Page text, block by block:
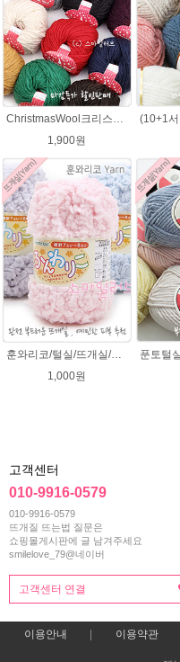
ChristmasWool크리스마스울 털실 손뜨개 뜨개질 뜨개실
1,900원
훈와리코/털실/뜨개실/뜨개질실/손뜨개실/목도리털실/뜨게실/뜨게질/손뜨개질실
1,000원
고객센터
010-9916-0579
010-9916-0579
뜨개질 뜨는법 질문은
쇼핑몰게시판에 글 남겨주세요
smilelove_79@네이버
고객센터 연결
이용안내 이용약관